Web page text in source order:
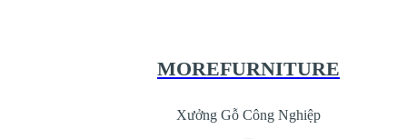
MOREFURNITURE
Xưởng Gỗ Công Nghiệp